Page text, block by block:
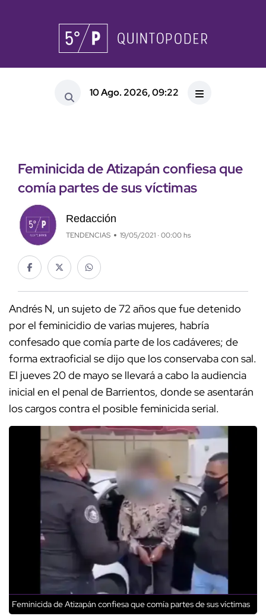
10 Ago. 2026, 09:22
Feminicida de Atizapán confiesa que
comía partes de sus víctimas
Redacción
TENDENCIAS 19/05/2021 · 00:00 hs
Andrés N, un sujeto de 72 años que fue detenido
por el feminicidio de varias mujeres, habría
confesado que comía parte de los cadáveres; de
forma extraoficial se dijo que los conservaba con sal.
El jueves 20 de mayo se llevará a cabo la audiencia
inicial en el penal de Barrientos, donde se asentarán
los cargos contra el posible feminicida serial.
Feminicida de Atizapán confiesa que comía partes de sus víctimas